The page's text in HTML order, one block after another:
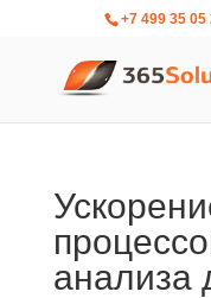
+7 499 35 05
анализа